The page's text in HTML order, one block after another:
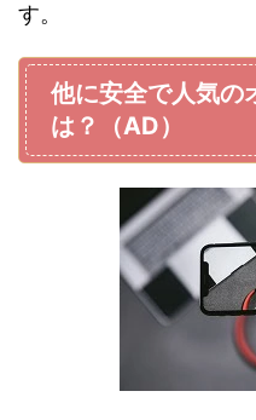
す。
他に安全で人気の
は？（AD）